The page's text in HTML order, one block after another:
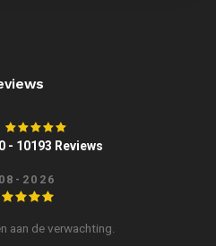
- 10193 Reviews
2026
aan de verwachting.